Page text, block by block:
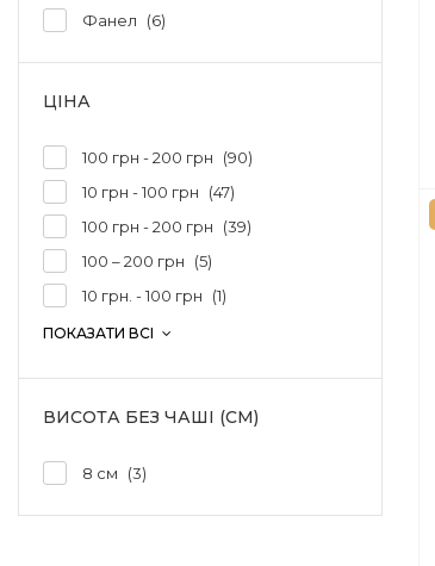
Фанел
6
ЦІНА
10 грн - 100 грн 47
10 грн. - 100 грн 1
100 грн - 200 грн 90
100 грн - 200 грн
39
100 – 200 грн
5
ПОКАЗАТИ ВСІ
ВИСОТА БЕЗ ЧАШІ (СМ)
8 см 3